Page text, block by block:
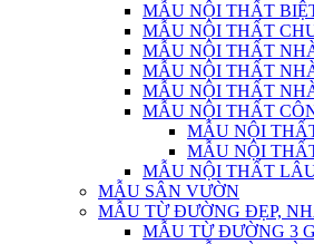
MẪU NỘI THẤT
MẪU NỘI THẤT
MẪU NỘI THẤT
MẪU NỘI THẤT
MẪU NỘI THẤT
MẪU NỘI THẤT
MẪU NỘI
MẪU NỘI
MẪU NỘI THẤT
MẪU SÂN VƯỜN
MẪU TỪ ĐƯỜNG ĐẸP,
MẪU TỪ ĐƯỜNG 3